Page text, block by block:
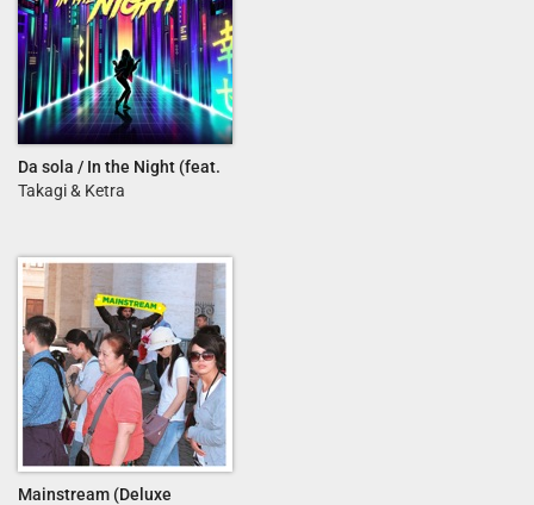
Da sola / In the Night (feat.
Tommaso Paradiso e Elisa)
Takagi & Ketra
Mainstream (Deluxe